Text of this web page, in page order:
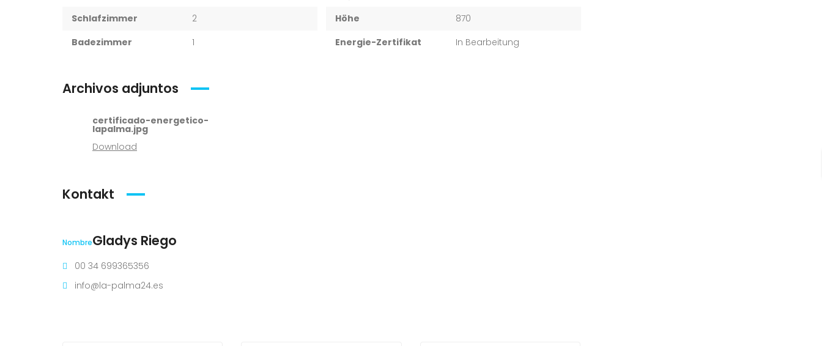
Schlafzimmer
2
Badezimmer
1
Höhe
870
Energie-Zertifikat
In Bearbeitung
Archivos adjuntos
certificado-energetico-
lapalma.jpg
Download
Kontakt
NombreGladys Riego
00 34 699365356
info@la-palma24.es